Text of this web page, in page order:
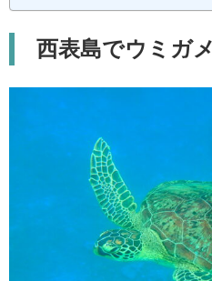
西表島でウミガ